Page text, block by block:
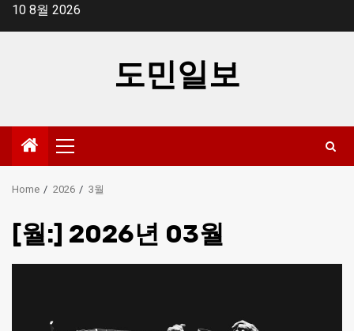
Skip10 8월 2026
도민일보
Primary
Menu
Home 2026 3월
[월:] 2026년 03월